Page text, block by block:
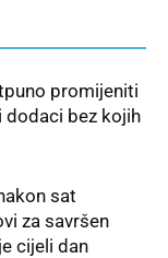
promijeniti
bez kojih
sat
za savršen
cijeli dan